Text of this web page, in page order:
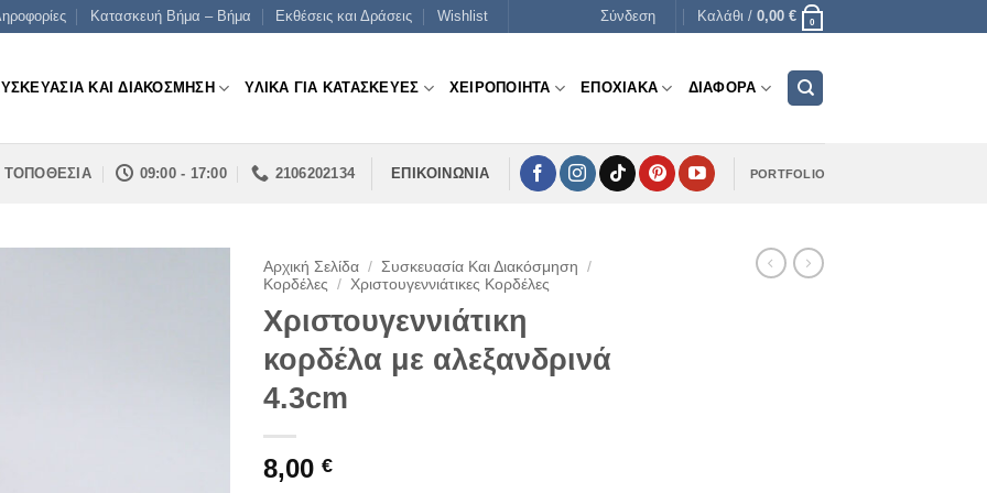
Κατασκευή Βήμα – Βήμα Εκθέσεις και Δράσεις Wishlist Σύνδεση Καλάθι / 0,00 € 0
ΚΑΙ ΔΙΑΚΟΣΜΗΣΗ ΥΛΙΚΑ ΓΙΑ ΚΑΤΑΣΚΕΥΕΣ ΧΕΙΡΟΠΟΙΗΤΑ ΕΠΟΧΙΑΚΑ ΔΙΑΦΟΡΑ
ΤΟΠΟΘΕΣΙΑ 09:00 - 17:00 2106202134 ΕΠΙΚΟΙΝΩΝΙΑ PORTFOLIO
Αρχική Σελίδα / Συσκευασία Και Διακόσμηση
/
Κορδέλες
/ Χριστουγεννιάτικες Κορδέλες
Χριστουγεννιάτικη
κορδέλα με αλεξανδρινά
4.3cm
8,00 €